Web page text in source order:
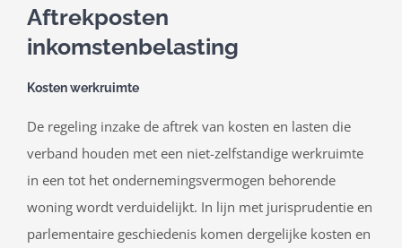
Aftrekposten
inkomstenbelasting
Kosten werkruimte
De regeling inzake de aftrek van kosten en lasten die
verband houden met een niet-zelfstandige werkruimte
in een tot het ondernemingsvermogen behorende
woning wordt verduidelijkt. In lijn met jurisprudentie en
parlementaire geschiedenis komen dergelijke kosten en